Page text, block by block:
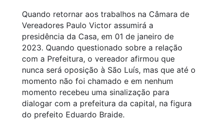
Quando retornar aos trabalhos na Câmara de
Vereadores Paulo Victor assumirá a
presidência da Casa, em 01 de janeiro de
2023. Quando questionado sobre a relação
com a Prefeitura, o vereador afirmou que
nunca será oposição à São Luís, mas que até o
momento não foi chamado e em nenhum
momento recebeu uma sinalização para
dialogar com a prefeitura da capital, na figura
do prefeito Eduardo Braide.